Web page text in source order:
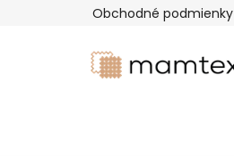
Obchodné podmienky